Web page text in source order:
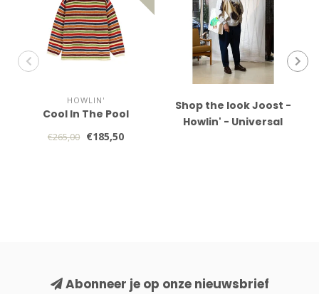
HOWLIN'
Cool In The Pool
€265,00 €185,50
Shop the look Joost -
Howlin' - Universal
Abonneer je op onze nieuwsbrief